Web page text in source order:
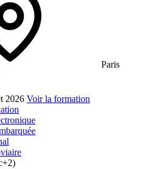
Paris
2026 Voir la formation